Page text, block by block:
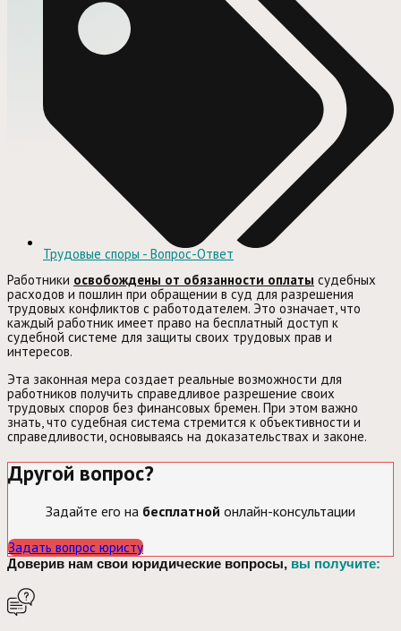
Трудовые споры - Вопрос-Ответ
Работники освобождены от обязанности оплаты судебных
расходов и пошлин при обращении в суд для разрешения
трудовых конфликтов с работодателем. Это означает, что
каждый работник имеет право на бесплатный доступ к
судебной системе для защиты своих трудовых прав и
интересов.
Эта законная мера создает реальные возможности для
работников получить справедливое разрешение своих
трудовых споров без финансовых бремен. При этом важно
знать, что судебная система стремится к объективности и
справедливости, основываясь на доказательствах и законе.
Другой вопрос?
Задайте его на бесплатной онлайн-консультации
Задать вопрос юристу
Доверив нам свои юридические вопросы, вы получите: